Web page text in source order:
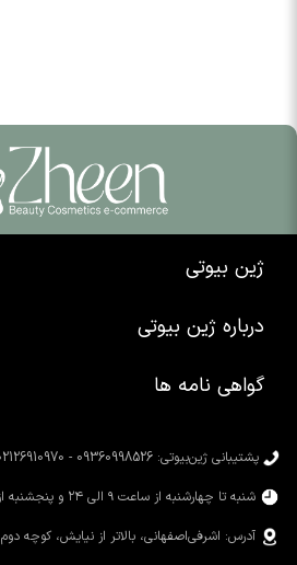
ژین بیوتی
خرید شوینده صورت
خرید رژ لب
درباره ژین بیوتی
تماس با ما
محصولات سیمپل
گواهی نامه ها
پشتیبانی ژین‌بیوتی: 09360998526 - 02126910970
شنبه تا چهارشنبه از ساعت ۹ الی ۲۴ و پنجشنبه از ساعت ۹ الی ۲۲
آدرس: اشرفی‌اصفهانی، بالاتر از نیایش، کوچه دوم